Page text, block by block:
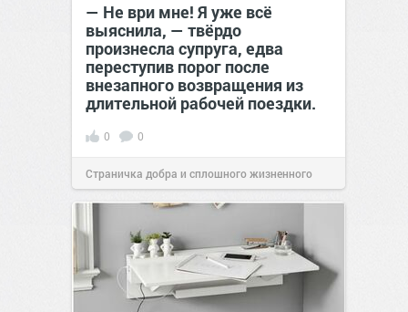
— Не ври мне! Я уже всё
выяснила, — твёрдо
произнесла супруга, едва
переступив порог после
внезапного возвращения из
длительной рабочей поездки.
0 0
Страничка добра и сплошного жизненного
позитива!00:29Сегодня